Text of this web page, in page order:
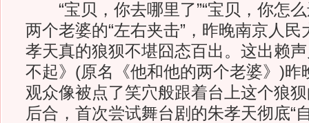
“宝贝，你去哪里了”“宝贝，你怎
两个老婆的“左右夹击”，昨晚南京人
孝天真的狼狈不堪囧态百出。这出赖
不起》(原名《他和他的两个老婆》)昨
观众像被点了笑穴般跟着台上这个狼
后合，首次尝试舞台剧的朱孝天彻底“